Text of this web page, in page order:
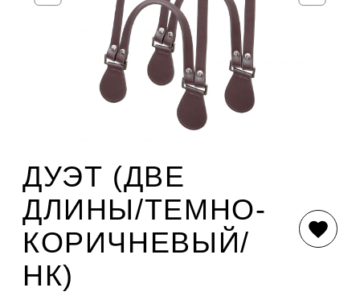
ДУЭТ (ДВЕ
ДЛИНЫ/ТЕМНО-
КОРИЧНЕВЫЙ/
НК)